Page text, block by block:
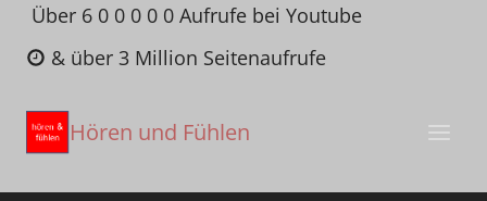
Zum
Inhalt
springen
Über 6 0 0 0 0 0 Aufrufe bei Youtube
& über 3 Million Seitenaufrufe
Hören und Fühlen